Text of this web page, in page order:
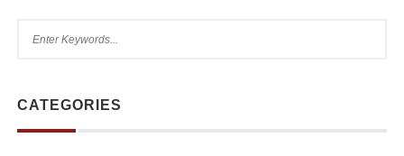
CATEGORIES